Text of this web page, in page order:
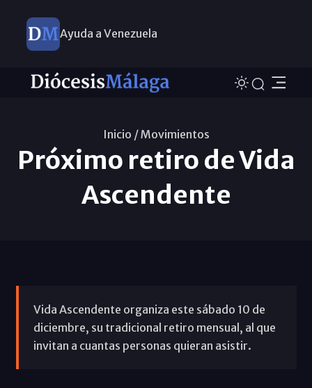
Ayuda a Venezuela
Inicio /Movimientos
Próximo retiro de Vida
Ascendente
Vida Ascendente organiza este sábado 10 de
diciembre, su tradicional retiro mensual, al que
invitan a cuantas personas quieran asistir.